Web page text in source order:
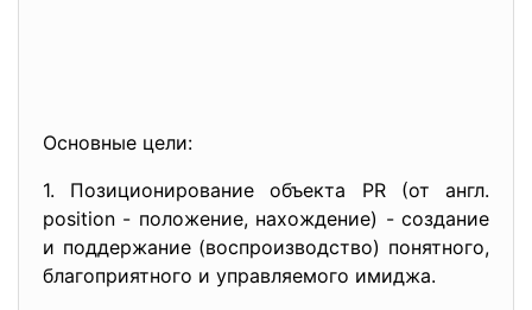
Основные цели:
1. Позиционирование объекта PR (от англ.
position - положение, нахождение) - создание
и поддержание (воспроизводство) понятного,
благоприятного и управляемого имиджа.